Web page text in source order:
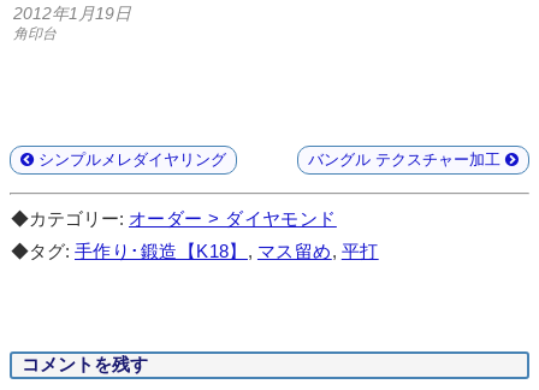
2012年1月19日
角印台
シンプルメレダイヤリング バングル テクスチャー加工
◆カテゴリー: オーダー > ダイヤモンド
◆タグ: 手作り･鍛造【K18】 , マス留め, 平打
コメントを残す